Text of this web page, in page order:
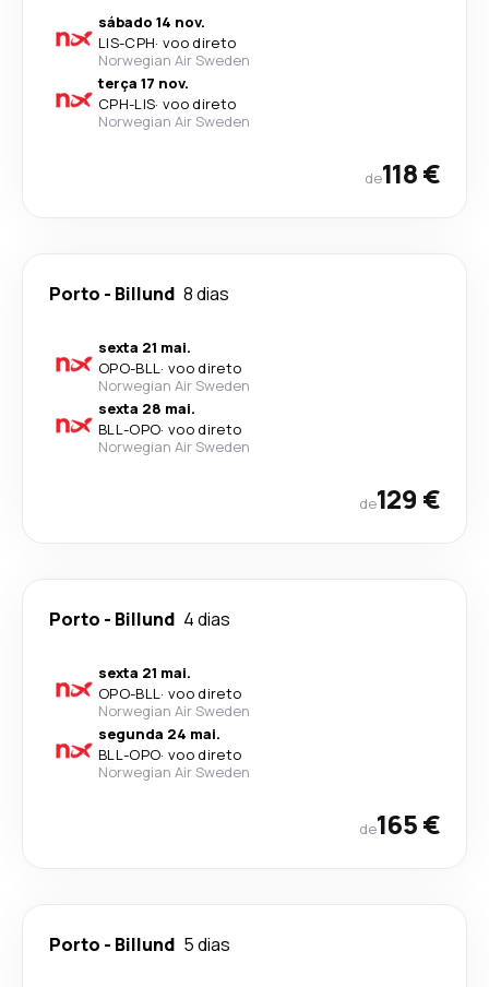
sábado 14 nov.
LIS-CPH· voo direto
Norwegian Air Sweden
terça 17 nov.
CPH-LIS· voo direto
Norwegian Air Sweden
de118 €
Porto - Billund 8 dias
sexta 21 mai.
OPO-BLL· voo direto
Norwegian Air Sweden
sexta 28 mai.
BLL-OPO· voo direto
Norwegian Air Sweden
de129 €
Porto - Billund 4 dias
sexta 21 mai.
OPO-BLL· voo direto
Norwegian Air Sweden
segunda 24 mai.
BLL-OPO· voo direto
Norwegian Air Sweden
de165 €
Porto - Billund 5 dias